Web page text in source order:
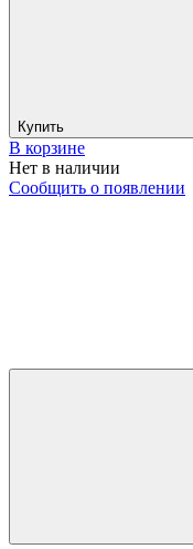
Купить
В корзине
Нет в наличии
Сообщить о появлении